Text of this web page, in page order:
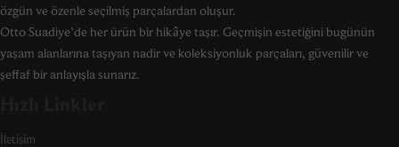
özgün ve özenle seçilmiş parçalardan oluşur.
Otto Suadiye’de her ürün bir hikâye taşır. Geçmişin estetiğini bugünün
yaşam alanlarına taşıyan nadir ve koleksiyonluk parçaları, güvenilir ve
şeffaf bir anlayışla sunarız.
İletişim